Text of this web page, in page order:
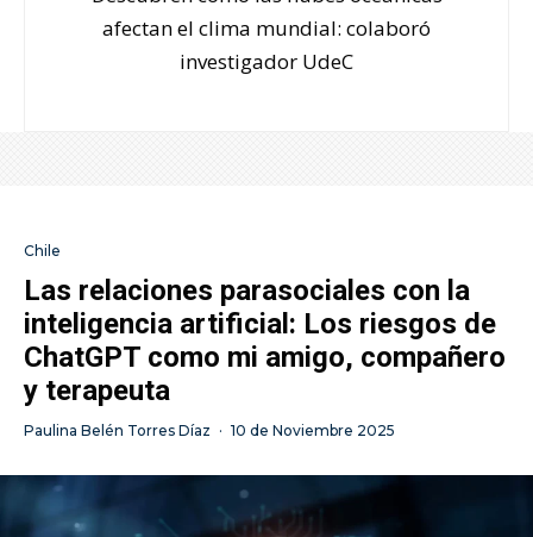
afectan el clima mundial: colaboró
investigador UdeC
Chile
Las relaciones parasociales con la
inteligencia artificial: Los riesgos de
ChatGPT como mi amigo, compañero
y terapeuta
Paulina Belén Torres Díaz · 10 de Noviembre 2025